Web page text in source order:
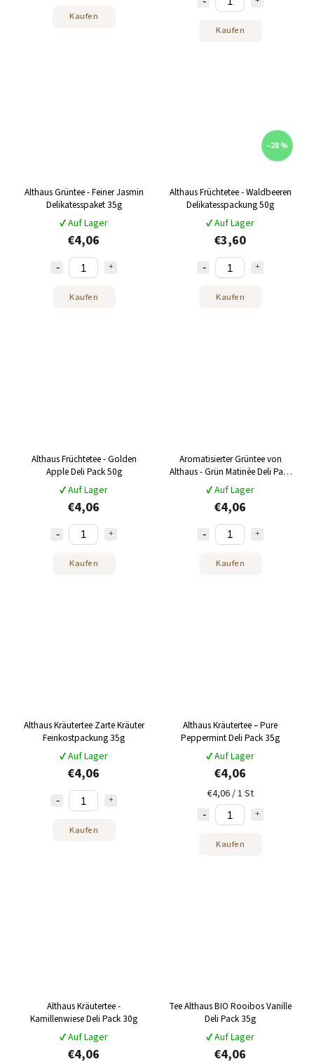
Kaufen
Kaufen
Althaus Grüntee - Feiner Jasmin
Delikatesspaket 35g
✔ Auf Lager
€4,06
Kaufen
–28 %
Althaus Früchtetee - Waldbeeren
Delikatesspackung 50g
✔ Auf Lager
€3,60
Kaufen
Althaus Früchtetee - Golden
Apple Deli Pack 50g
✔ Auf Lager
€4,06
Kaufen
Aromatisierter Grüntee von
Althaus - Grün Matinée Deli Pack
35g
✔ Auf Lager
€4,06
Kaufen
Althaus Kräutertee Zarte Kräuter
Feinkostpackung 35g
✔ Auf Lager
€4,06
Kaufen
Althaus Kräutertee – Pure
Peppermint Deli Pack 35g
✔ Auf Lager
€4,06
€4,06 / 1 St
Kaufen
Althaus Kräutertee -
Kamillenwiese Deli Pack 30g
✔ Auf Lager
€4,06
Tee Althaus BIO Rooibos Vanille
Deli Pack 35g
✔ Auf Lager
€4,06